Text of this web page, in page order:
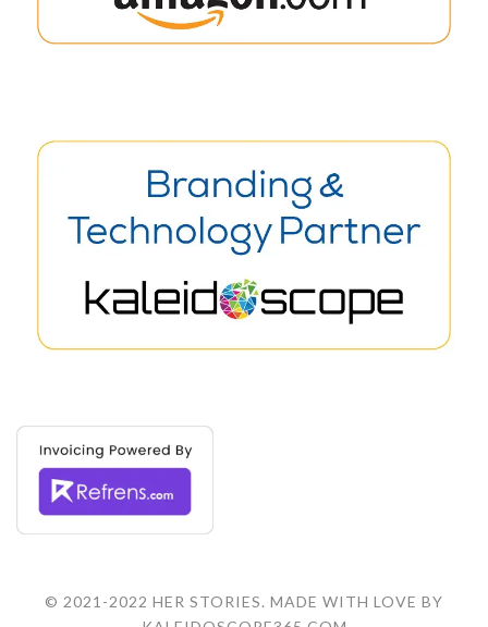
© 2021-2022 HER STORIES. MADE WITH LOVE BY